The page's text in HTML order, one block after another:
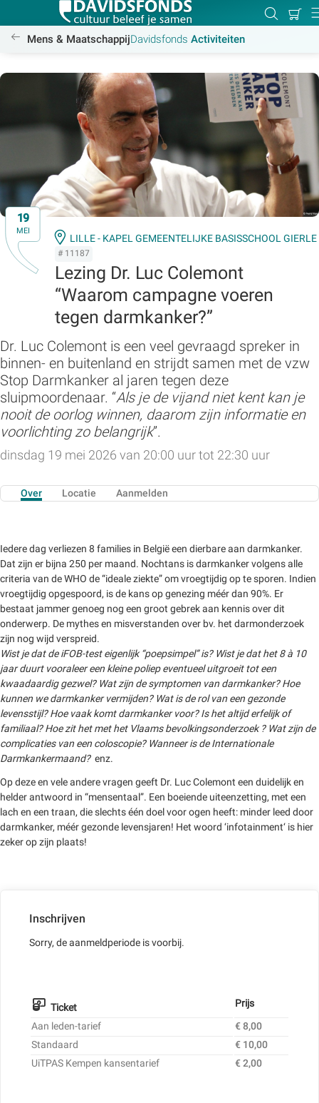
Zoeken
Mijn
/activiteiten
Mens & MaatschappijDavidsfonds Activiteiten
19
MEI
LILLE - KAPEL GEMEENTELIJKE BASISSCHOOL GIERLE
# 11187
Lezing Dr. Luc Colemont
“Waarom campagne voeren
tegen darmkanker?”
Dr. Luc Colemont is een veel gevraagd spreker in
binnen- en buitenland en strijdt samen met de vzw
Stop Darmkanker al jaren tegen deze
sluipmoordenaar. “Als je de vijand niet kent kan je
nooit de oorlog winnen, daarom zijn informatie en
voorlichting zo belangrijk”.
dinsdag 19 mei 2026 van 20:00 uur tot 22:30 uur
Over Locatie Aanmelden
Iedere dag verliezen 8 families in België een dierbare aan darmkanker.
Dat zijn er bijna 250 per maand. Nochtans is darmkanker volgens alle
criteria van de WHO de “ideale ziekte” om vroegtijdig op te sporen. Indien
vroegtijdig opgespoord, is de kans op genezing méér dan 90%. Er
bestaat jammer genoeg nog een groot gebrek aan kennis over dit
onderwerp. De mythes en misverstanden over bv. het darmonderzoek
zijn nog wijd verspreid.
Wist je dat de iFOB-test eigenlijk “poepsimpel” is? Wist je dat het 8 à 10
jaar duurt vooraleer een kleine poliep eventueel uitgroeit tot een
kwaadaardig gezwel? Wat zijn de symptomen van darmkanker? Hoe
kunnen we darmkanker vermijden? Wat is de rol van een gezonde
levensstijl? Hoe vaak komt darmkanker voor? Is het altijd erfelijk of
familiaal? Hoe zit het met het Vlaams bevolkingsonderzoek ? Wat zijn de
complicaties van een coloscopie? Wanneer is de Internationale
Darmkankermaand?enz.
Op deze en vele andere vragen geeft Dr. Luc Colemont een duidelijk en
helder antwoord in “mensentaal”. Een boeiende uiteenzetting, met een
lach en een traan, die slechts één doel voor ogen heeft: minder leed door
darmkanker, méér gezonde levensjaren! Het woord ‘infotainment‘ is hier
zeker op zijn plaats!
Inschrijven
Sorry, de aanmeldperiode is voorbij.
Ticket
Prijs
Aan leden-tarief
€ 8,00
Standaard
€ 10,00
UiTPAS Kempen kansentarief
€ 2,00